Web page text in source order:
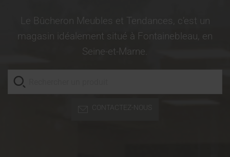
Le Bûcheron Meubles et Tendances, c’est un
magasin idéalement situé à Fontainebleau, en
Seine-et-Marne.
CONTACTEZ-NOUS